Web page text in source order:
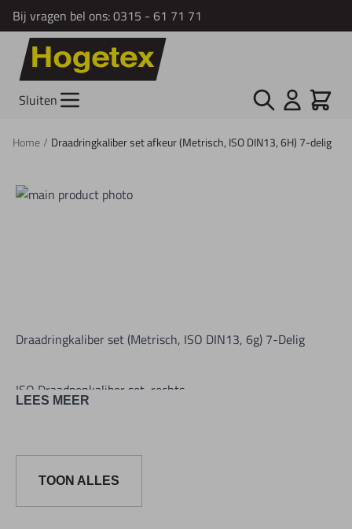
Bij vragen bel ons:0315 - 61 71 71
Ga naar de inhoud
Sluiten Zoek Cart
Home/ Draadringkaliber set afkeur (Metrisch, ISO DIN13, 6H) 7-delig
Draadringkaliber set (Metrisch, ISO DIN13, 6g) 7-Delig
ISO Draadpenkaliber set, rechts
In etui
LEES MEER
TOON ALLES